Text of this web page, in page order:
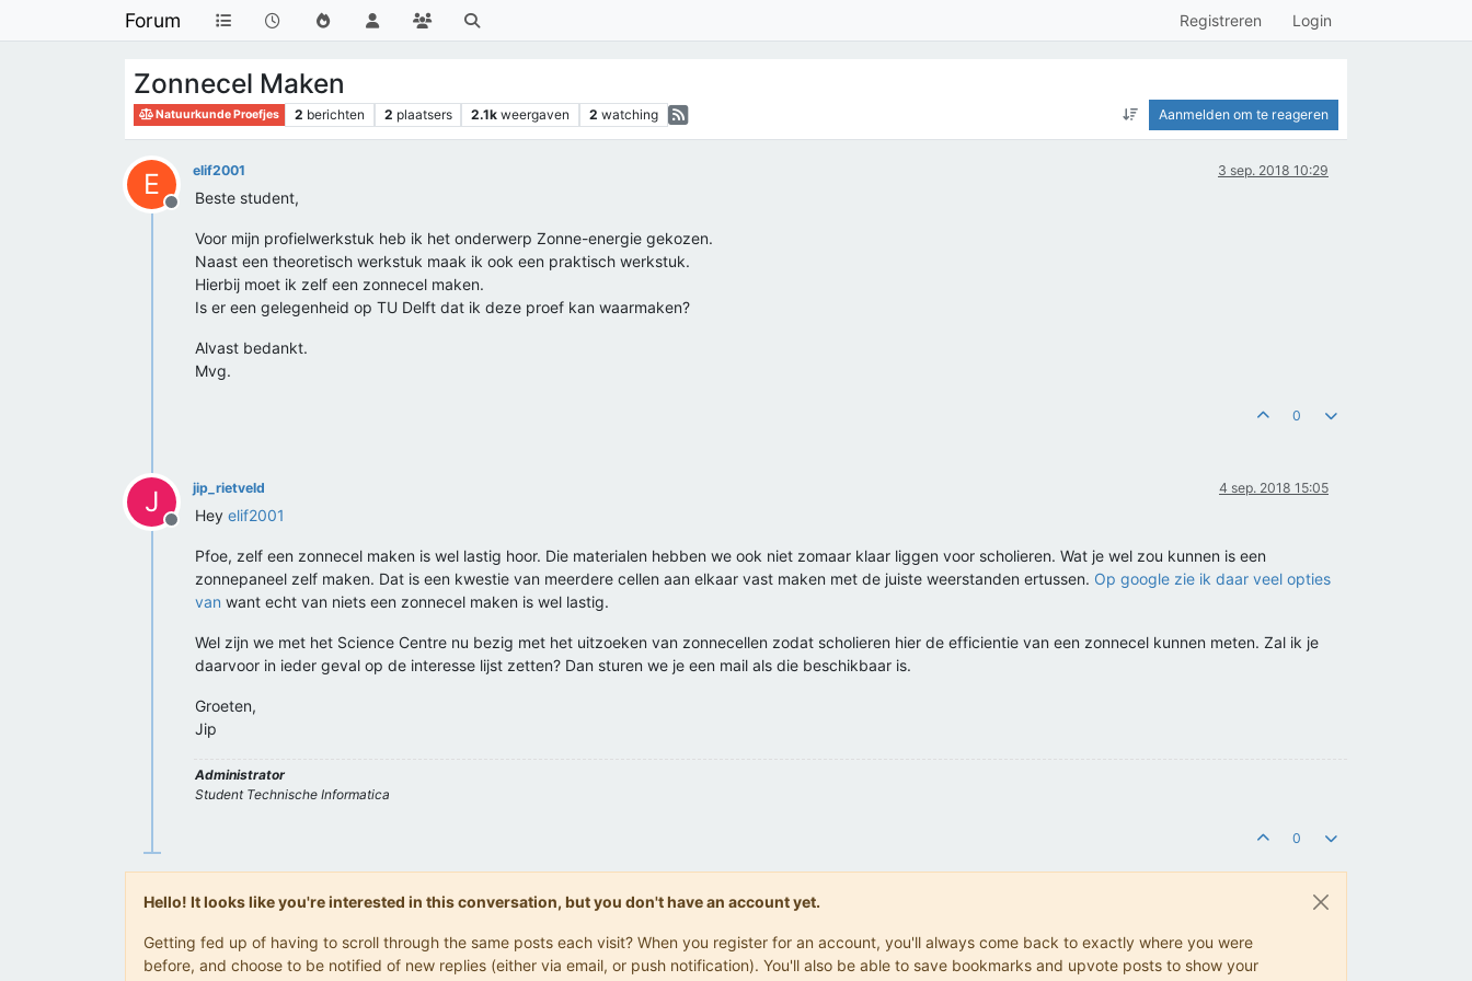
Forum Registreren Login
Zonnecel Maken
Natuurkunde Proefjes 2 berichten 2 plaatsers 2.1k weergaven 2 watching Aanmelden om te reageren
E
Offline
elif2001 3 sep. 2018 10:29
Beste student,
Voor mijn profielwerkstuk heb ik het onderwerp Zonne-energie gekozen.
Naast een theoretisch werkstuk maak ik ook een praktisch werkstuk.
Hierbij moet ik zelf een zonnecel maken.
Is er een gelegenheid op TU Delft dat ik deze proef kan waarmaken?
Alvast bedankt.
Mvg.
0
J
Offline
jip_rietveld 4 sep. 2018 15:05
Hey elif2001
Pfoe, zelf een zonnecel maken is wel lastig hoor. Die materialen hebben we ook niet zomaar klaar liggen voor scholieren. Wat je wel zou kunnen is een
zonnepaneel zelf maken. Dat is een kwestie van meerdere cellen aan elkaar vast maken met de juiste weerstanden ertussen. Op google zie ik daar veel opties
van want echt van niets een zonnecel maken is wel lastig.
Wel zijn we met het Science Centre nu bezig met het uitzoeken van zonnecellen zodat scholieren hier de efficientie van een zonnecel kunnen meten. Zal ik je
daarvoor in ieder geval op de interesse lijst zetten? Dan sturen we je een mail als die beschikbaar is.
Groeten,
Jip
Administrator
Student Technische Informatica
0
Hello! It looks like you're interested in this conversation, but you don't have an account yet.
Getting fed up of having to scroll through the same posts each visit? When you register for an account, you'll always come back to exactly where you were
before, and choose to be notified of new replies (either via email, or push notification). You'll also be able to save bookmarks and upvote posts to show your